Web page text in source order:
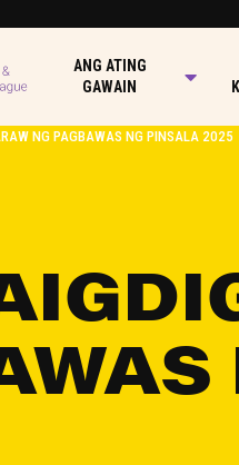
ANG ATING
GAWAIN
NG PAGBAWAS NG PINSALA 2025